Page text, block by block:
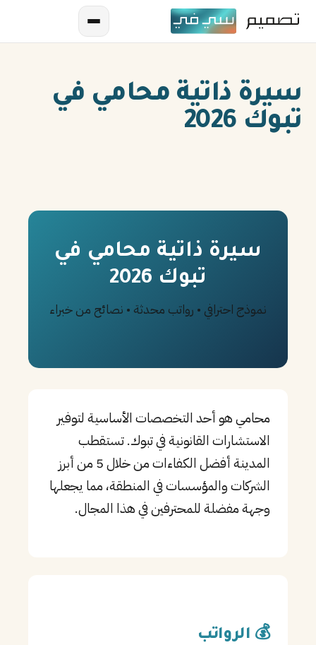
ES
FR
IN
سيرة ذاتية محامي في
تبوك 2026
سيرة ذاتية محامي في
تبوك 2026
نموذج احترافي • رواتب محدثة • نصائح من خبراء
محامي هو أحد التخصصات الأساسية لتوفير
الاستشارات القانونية في تبوك. تستقطب
المدينة أفضل الكفاءات من خلال 5 من أبرز
الشركات والمؤسسات في المنطقة، مما يجعلها
وجهة مفضلة للمحترفين في هذا المجال.
💰 الرواتب